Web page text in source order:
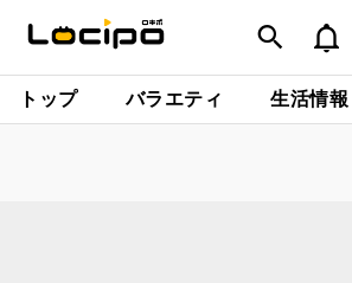
トップ バラエティ 生活情報